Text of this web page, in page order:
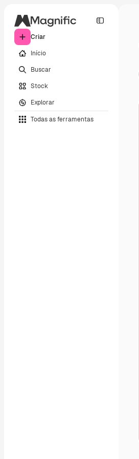
Criar
Início
Buscar
Stock
Explorar
Todas as ferramentas